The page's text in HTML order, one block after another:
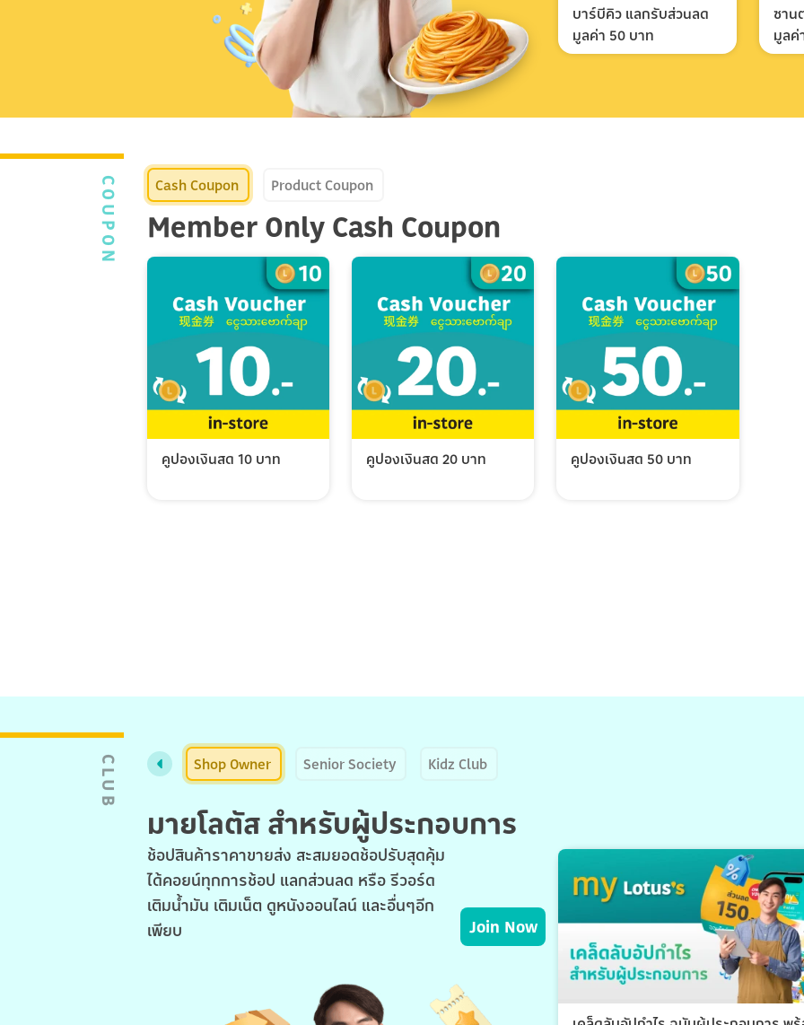
บาร์บีคิว แลกรับส่วนลด
มูลค่า 50 บาท
ซาน
มูลค่
COUPON Cash Coupon Product Coupon
Member Only Cash Coupon
คูปองเงินสด 10 บาท คูปองเงินสด 20 บาท คูปองเงินสด 50 บาท
CLUB Shop Owner Senior Society Kidz Club
มายโลตัส สำหรับผู้ประกอบการ
ช้อปสินค้าราคาขายส่ง สะสมยอดช้อปรับสุดคุ้ม
ได้คอยน์ทุกการช้อป แลกส่วนลด หรือ รีวอร์ด
เติมน้ำมัน เติมเน็ต ดูหนังออนไลน์ และอื่นๆอีก
เพียบ
Join Now